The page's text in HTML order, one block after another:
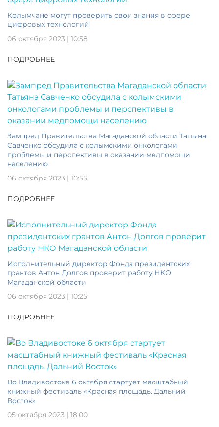
Колымчане могут проверить свои знания в сфере
цифровых технологий
06 октября 2023 | 10:58
ПОДРОБНЕЕ
Зампред Правительства Магаданской области Татьяна
Савченко обсудила с колымскими онкологами
проблемы и перспективы в оказании медпомощи
населению
06 октября 2023 | 10:55
ПОДРОБНЕЕ
Исполнительный директор Фонда президентских
грантов Антон Долгов проверит работу НКО
Магаданской области
06 октября 2023 | 10:25
ПОДРОБНЕЕ
Во Владивостоке 6 октября стартует масштабный
книжный фестиваль «Красная площадь. Дальний
Восток»
05 октября 2023 | 18:00